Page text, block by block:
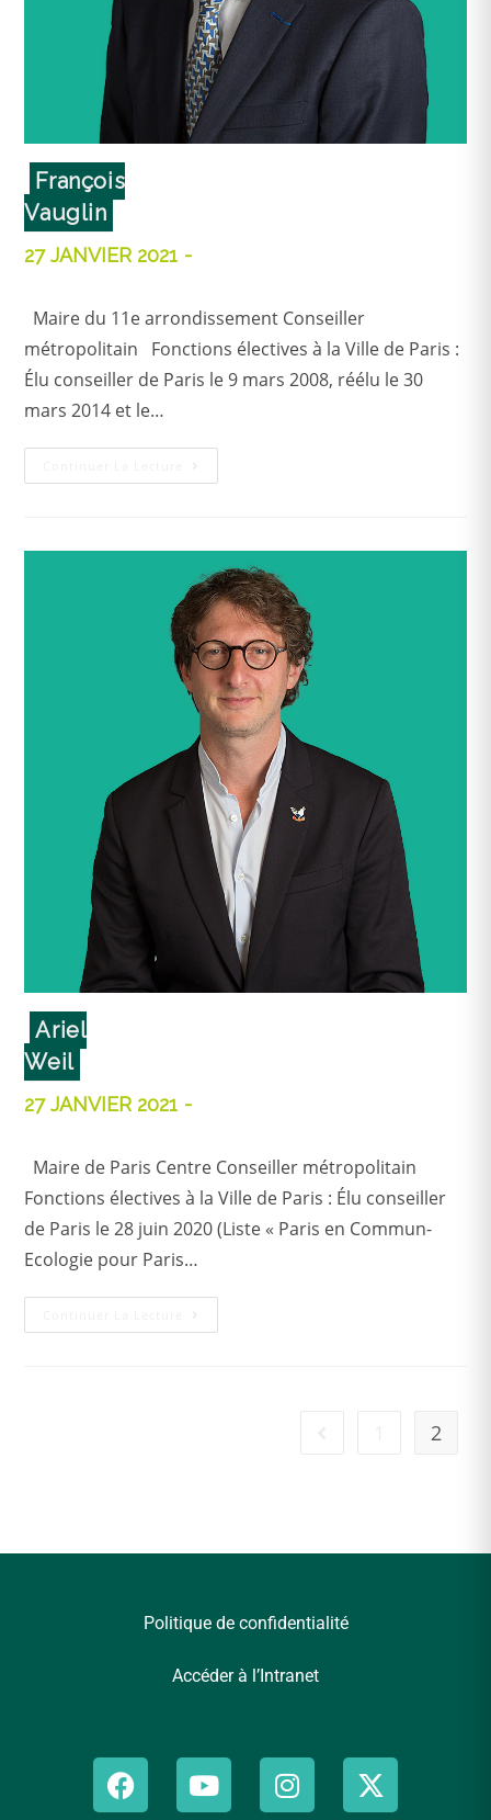
François
Vauglin
27 JANVIER 2021
Maire du 11e arrondissement Conseiller
métropolitain Fonctions électives à la Ville de Paris :
Élu conseiller de Paris le 9 mars 2008, réélu le 30
mars 2014 et le…
Ariel
Weil
27 JANVIER 2021
Maire de Paris Centre Conseiller métropolitain
Fonctions électives à la Ville de Paris : Élu conseiller
de Paris le 28 juin 2020 (Liste « Paris en Commun-
Ecologie pour Paris…
2
Politique de confidentialité
Accéder à l’Intranet